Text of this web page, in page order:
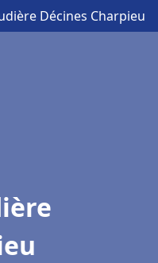
Décines Charpieu